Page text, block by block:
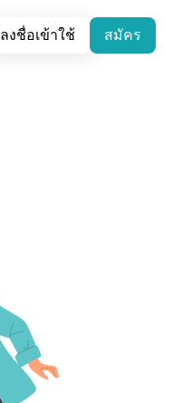
ลงชื่อเข้าใช้ สมัคร